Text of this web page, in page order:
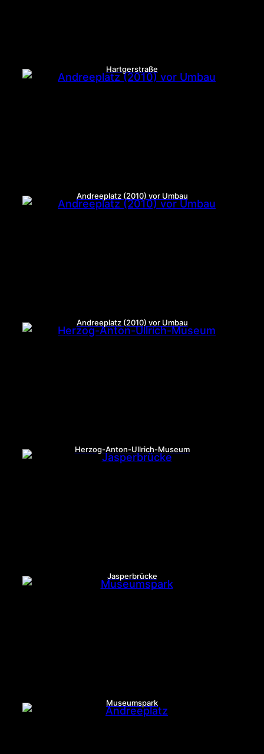
Hartgerstraße
Andreeplatz (2010) vor Umbau
Andreeplatz (2010) vor Umbau
Herzog-Anton-Ullrich-Museum
Jasperbrücke
Museumspark